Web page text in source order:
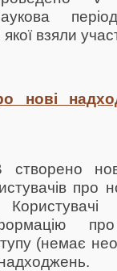
якої взяли
нові
про
(немає